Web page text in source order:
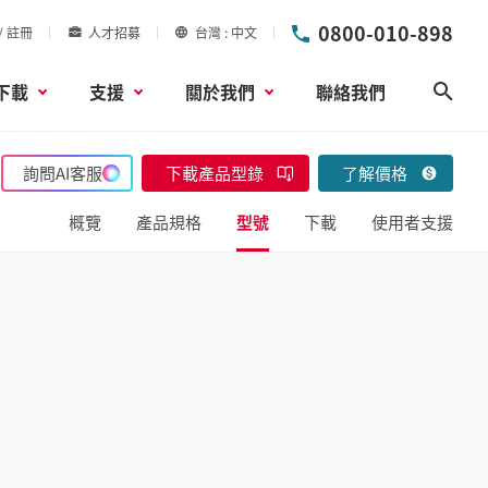
註冊 人才招募 台灣 中文 0800-010-898
載 支援 關於我們 聯絡我們
詢問AI客服 下載產品型錄 了解價格
概覽 產品規格 型號 下載 使用者支援